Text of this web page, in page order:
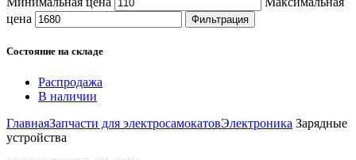
цена
Фильтрация
Состояние на складе
Распродажа
В наличии
ГлавнаяЗапчасти для электросамокатовЭлектроника Зарядные
устройства